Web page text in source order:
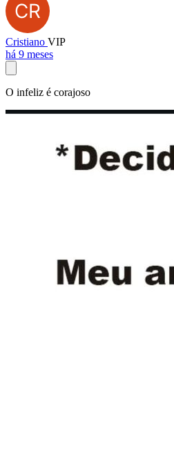
Cristiano VIP
há 9 meses
O infeliz é corajoso